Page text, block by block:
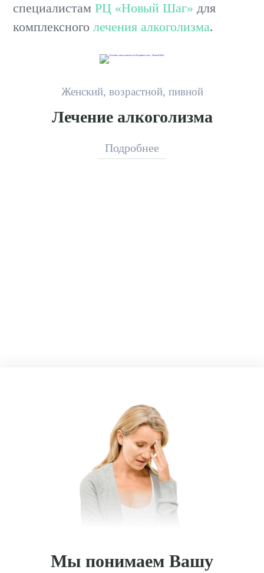
Женский, возрастной, пивной
Лечение алкоголизма
Подробнее
специалистамРЦ «Новый Шаг» для
комплексноголечения алкоголизма.
Мы понимаем Вашу